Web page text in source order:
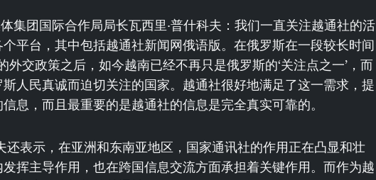
集团国际合作局局长瓦西里·普什科夫：我们一直关注越通社的活
平台，其中包括越通社新闻网俄语版。在俄罗斯在一段较长时间
外交政策之后，如今越南已经不再只是俄罗斯的‘关注点之一’，而
人民真诚而迫切关注的国家。越通社很好地满足了这一需求，提
息，而且最重要的是越通社的信息是完全真实可靠的。
还表示，在亚洲和东南亚地区，国家通讯社的作用正在凸显和壮
挥主导作用，也在跨国信息交流方面承担着关键作用。而作为越